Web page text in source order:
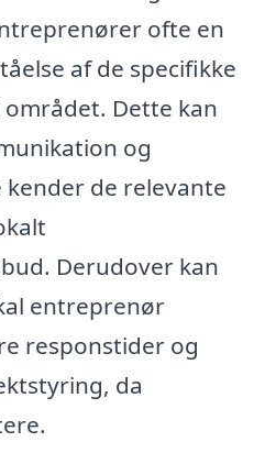
ofte en
af de specifikke
Dette kan
og
kender de relevante
Derudover kan
entreprenør
responstider og
da